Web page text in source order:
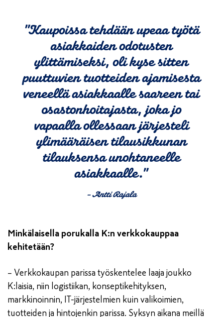
”Kaupoissa tehdään upeaa työtä
asiakkaiden odotusten
ylittämiseksi, oli kyse sitten
puuttuvien tuotteiden ajamisesta
veneellä asiakkaalle saareen tai
osastonhoitajasta, joka jo
vapaalla ollessaan järjesteli
ylimääräisen tilausikkunan
tilauksensa unohtaneelle
asiakkaalle.”
– Antti Rajala
Minkälaisella porukalla K:n verkkokauppaa
kehitetään?
– Verkkokaupan parissa työskentelee laaja joukko
K:laisia, niin logistiikan, konseptikehityksen,
markkinoinnin, IT-järjestelmien kuin valikoimien,
tuotteiden ja hintojenkin parissa. Syksyn aikana meillä